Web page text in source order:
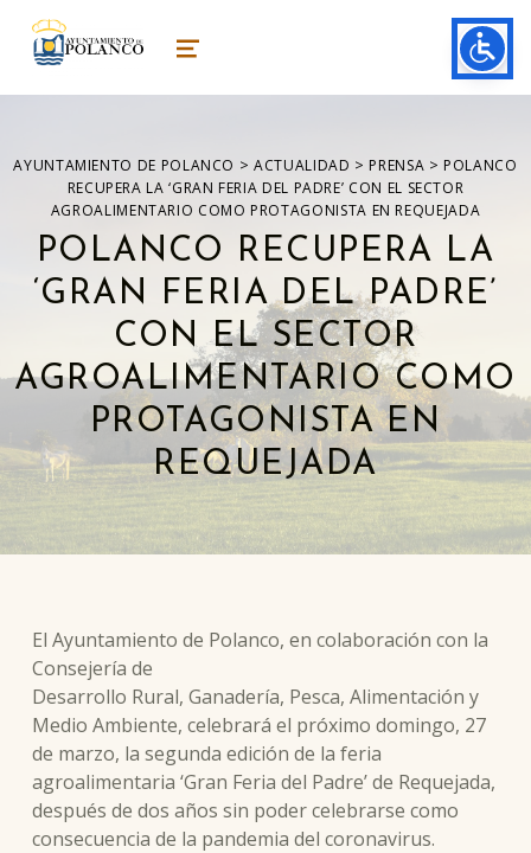
ayuntamiento de polanco
AYUNTAMIENTO DE POLANCO MENU
AYUNTAMIENTO DE POLANCO >ACTUALIDAD > PRENSA > POLANCO
RECUPERA LA ‘GRAN FERIA DEL PADRE’ CON EL SECTOR
AGROALIMENTARIO COMO PROTAGONISTA EN REQUEJADA
POLANCO RECUPERA LA
‘GRAN FERIA DEL PADRE’
CON EL SECTOR
AGROALIMENTARIO COMO
PROTAGONISTA EN
REQUEJADA
El Ayuntamiento de Polanco, en colaboración con la
Consejería de
Desarrollo Rural, Ganadería, Pesca, Alimentación y
Medio Ambiente, celebrará el próximo domingo, 27
de marzo, la segunda edición de la feria
agroalimentaria ‘Gran Feria del Padre’ de Requejada,
después de dos años sin poder celebrarse como
consecuencia de la pandemia del coronavirus.